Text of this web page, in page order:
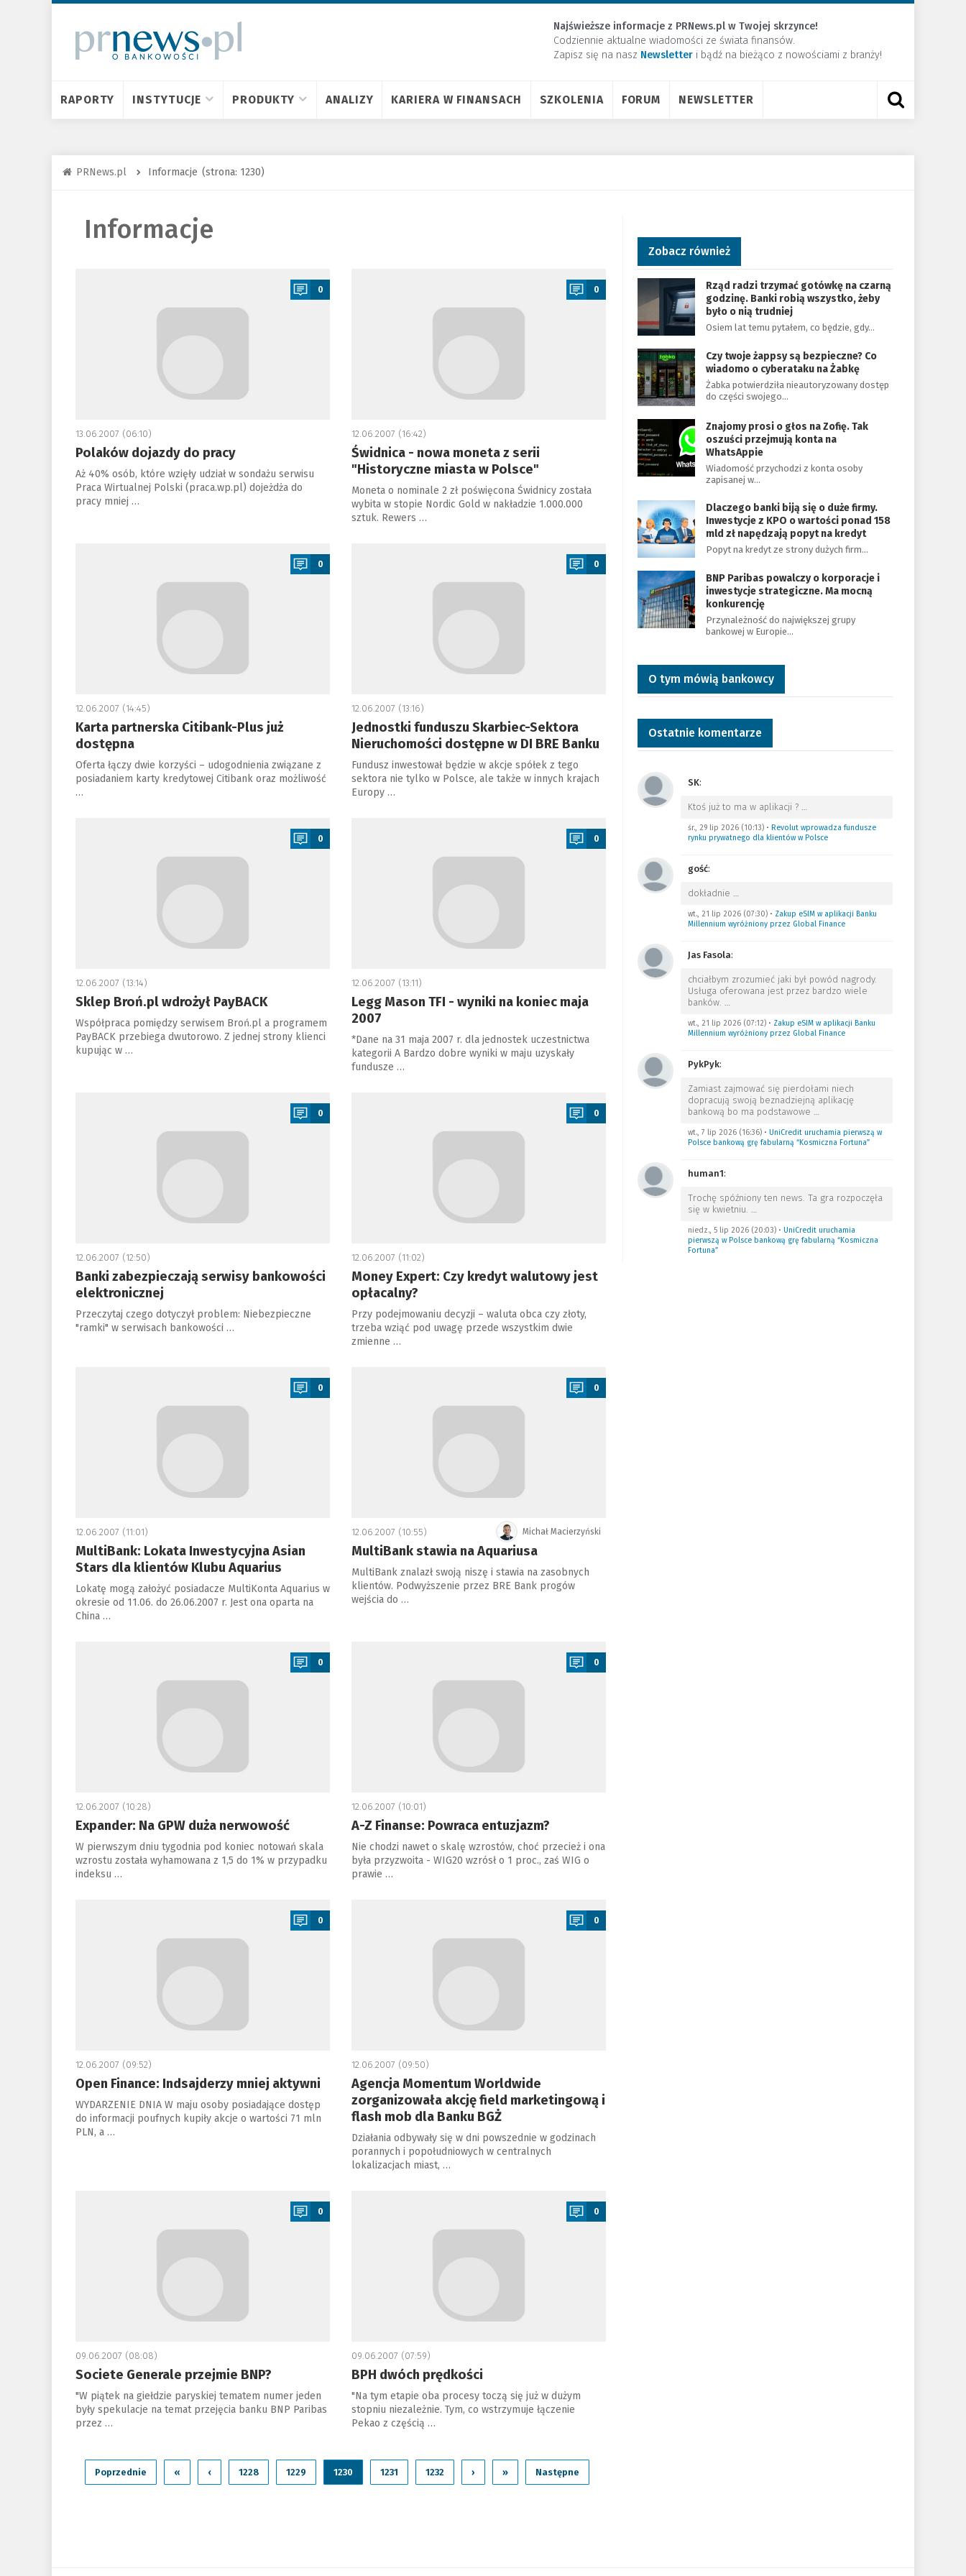
Najświeższe informacje z PRNews.pl w Twojej skrzynce!
Codziennie aktualne wiadomości ze świata finansów.
Zapisz się na nasz Newsletter ​i bądź na bieżąco z nowościami z branży!
RAPORTY INSTYTUCJE PRODUKTY ANALIZY KARIERA W FINANSACH SZKOLENIA FORUM NEWSLETTER
PRNews.pl Informacje (strona: 1230)
Informacje
0
13.06.2007 (06:10)
Polaków dojazdy do pracy
Aż 40% osób, które wzięły udział w sondażu serwisu
Praca Wirtualnej Polski (praca.wp.pl) dojeżdża do
pracy mniej …
0
12.06.2007 (16:42)
Świdnica - nowa moneta z serii
"Historyczne miasta w Polsce"
Moneta o nominale 2 zł poświęcona Świdnicy została
wybita w stopie Nordic Gold w nakładzie 1.000.000
sztuk. Rewers …
0
12.06.2007 (14:45)
Karta partnerska Citibank-Plus już
dostępna
Oferta łączy dwie korzyści – udogodnienia związane z
posiadaniem karty kredytowej Citibank oraz możliwość
…
0
12.06.2007 (13:16)
Jednostki funduszu Skarbiec-Sektora
Nieruchomości dostępne w DI BRE Banku
Fundusz inwestował będzie w akcje spółek z tego
sektora nie tylko w Polsce, ale także w innych krajach
Europy …
0
12.06.2007 (13:14)
Sklep Broń.pl wdrożył PayBACK
Współpraca pomiędzy serwisem Broń.pl a programem
PayBACK przebiega dwutorowo. Z jednej strony klienci
kupując w …
0
12.06.2007 (13:11)
Legg Mason TFI - wyniki na koniec maja
2007
*Dane na 31 maja 2007 r. dla jednostek uczestnictwa
kategorii A Bardzo dobre wyniki w maju uzyskały
fundusze …
0
12.06.2007 (12:50)
Banki zabezpieczają serwisy bankowości
elektronicznej
Przeczytaj czego dotyczył problem: Niebezpieczne
"ramki" w serwisach bankowości …
0
12.06.2007 (11:02)
Money Expert: Czy kredyt walutowy jest
opłacalny?
Przy podejmowaniu decyzji – waluta obca czy złoty,
trzeba wziąć pod uwagę przede wszystkim dwie
zmienne …
0
12.06.2007 (11:01)
MultiBank: Lokata Inwestycyjna Asian
Stars dla klientów Klubu Aquarius
Lokatę mogą założyć posiadacze MultiKonta Aquarius w
okresie od 11.06. do 26.06.2007 r. Jest ona oparta na
China …
0
Michał Macierzyński
12.06.2007 (10:55)
MultiBank stawia na Aquariusa
MultiBank znalazł swoją niszę i stawia na zasobnych
klientów. Podwyższenie przez BRE Bank progów
wejścia do …
0
12.06.2007 (10:28)
Expander: Na GPW duża nerwowość
W pierwszym dniu tygodnia pod koniec notowań skala
wzrostu została wyhamowana z 1,5 do 1% w przypadku
indeksu …
0
12.06.2007 (10:01)
A-Z Finanse: Powraca entuzjazm?
Nie chodzi nawet o skalę wzrostów, choć przecież i ona
była przyzwoita - WIG20 wzrósł o 1 proc., zaś WIG o
prawie …
0
12.06.2007 (09:52)
Open Finance: Indsajderzy mniej aktywni
WYDARZENIE DNIA W maju osoby posiadające dostęp
do informacji poufnych kupiły akcje o wartości 71 mln
PLN, a …
0
12.06.2007 (09:50)
Agencja Momentum Worldwide
zorganizowała akcję field marketingową i
flash mob dla Banku BGŻ
Działania odbywały się w dni powszednie w godzinach
porannych i popołudniowych w centralnych
lokalizacjach miast, …
0
09.06.2007 (08:08)
Societe Generale przejmie BNP?
"W piątek na giełdzie paryskiej tematem numer jeden
były spekulacje na temat przejęcia banku BNP Paribas
przez …
0
09.06.2007 (07:59)
BPH dwóch prędkości
"Na tym etapie oba procesy toczą się już w dużym
stopniu niezależnie. Tym, co wstrzymuje łączenie
Pekao z częścią …
Poprzednie « ‹ 1228 1229 1230 1231 1232 › » Następne
Zobacz również
Rząd radzi trzymać gotówkę na czarną
godzinę. Banki robią wszystko, żeby
było o nią trudniej
Osiem lat temu pytałem, co będzie, gdy…
Czy twoje żappsy są bezpieczne? Co
wiadomo o cyberataku na Żabkę
Żabka potwierdziła nieautoryzowany dostęp
do części swojego…
Znajomy prosi o głos na Zofię. Tak
oszuści przejmują konta na
WhatsAppie
Wiadomość przychodzi z konta osoby
zapisanej w…
Dlaczego banki biją się o duże firmy.
Inwestycje z KPO o wartości ponad 158
mld zł napędzają popyt na kredyt
Popyt na kredyt ze strony dużych firm…
BNP Paribas powalczy o korporacje i
inwestycje strategiczne. Ma mocną
konkurencję
Przynależność do największej grupy
bankowej w Europie…
O tym mówią bankowcy
Ostatnie komentarze
SK:
Ktoś już to ma w aplikacji ? …
śr., 29 lip 2026 (10:13)• Revolut wprowadza fundusze
rynku prywatnego dla klientów w Polsce
gość:
dokładnie …
wt., 21 lip 2026 (07:30)• Zakup eSIM w aplikacji Banku
Millennium wyróżniony przez Global Finance
Jas Fasola:
chciałbym zrozumieć jaki był powód nagrody.
Usługa oferowana jest przez bardzo wiele
banków. …
wt., 21 lip 2026 (07:12)• Zakup eSIM w aplikacji Banku
Millennium wyróżniony przez Global Finance
PykPyk:
Zamiast zajmować się pierdołami niech
dopracują swoją beznadziejną aplikację
bankową bo ma podstawowe …
wt., 7 lip 2026 (16:36)• UniCredit uruchamia pierwszą w
Polsce bankową grę fabularną “Kosmiczna Fortuna”
human1:
Trochę spóźniony ten news. Ta gra rozpoczęła
się w kwietniu. …
niedz., 5 lip 2026 (20:03)• UniCredit uruchamia
pierwszą w Polsce bankową grę fabularną “Kosmiczna
Fortuna”